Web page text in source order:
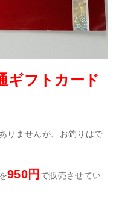
ギフトカード
りませんが、お釣りはで
950円 で販売させてい